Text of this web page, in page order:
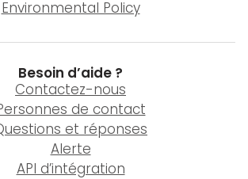
Environmental Policy
Besoin d’aide ?
Contactez-nous
de contact
et réponses
Alerte
API d’intégration